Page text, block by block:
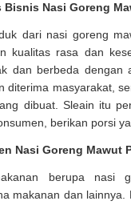
Bisnis Nasi Goreng
dari nasi goreng
kualitas rasa dan
dan berbeda dengan
diterima masyarakat,
dibuat. Sleain itu
berikan porsi
Nasi Goreng Mawut
berupa nasi
makanan dan